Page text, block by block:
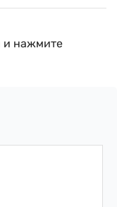
и нажмите